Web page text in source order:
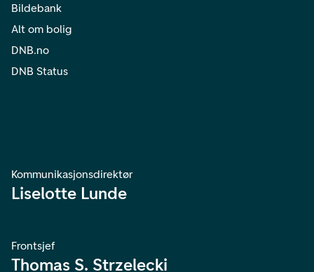
Bildebank
Alt om bolig
DNB.no
DNB Status
Kommunikasjonsdirektør
Liselotte Lunde
Frontsjef
Thomas S. Strzelecki